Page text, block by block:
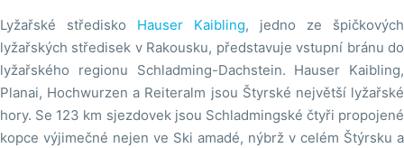
Lyžařské středisko Hauser Kaibling, jedno ze špičkových
lyžařských středisek v Rakousku, představuje vstupní bránu do
lyžařského regionu Schladming-Dachstein. Hauser Kaibling,
Planai, Hochwurzen a Reiteralm jsou Štyrské největší lyžařské
hory. Se 123 km sjezdovek jsou Schladmingské čtyři propojené
kopce výjimečné nejen ve Ski amadé, nýbrž v celém Štýrsku a